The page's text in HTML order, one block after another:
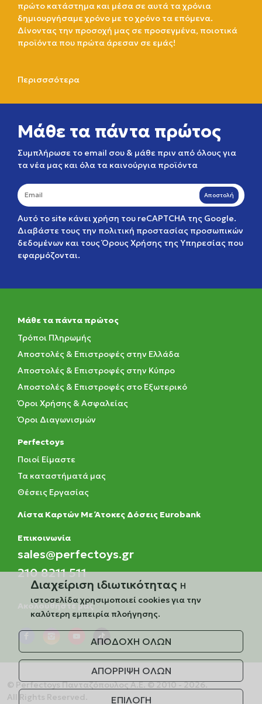
πρώτο κατάστημα και μέσα σε αυτά τα χρόνια
δημιουργήσαμε χρόνο με το χρόνο τα επόμενα.
Δίνοντας την προσοχή μας σε προσεγμένα, ποιοτικά
προϊόντα που πρώτα άρεσαν σε εμάς!
Περισσσότερα
Μάθε τα πάντα πρώτος
Συμπλήρωσε το email σου & μάθε πριν από όλους για
τα νέα μας και όλα τα καινούργια προϊόντα
Αποστολή
Αυτό το site κάνει χρήση του reCAPTCHA της Google.
Διαβάστε τους την πολιτική προστασίας προσωπικών
δεδομένων και τουςΌρους Χρήσης της Υπηρεσίας που
εφαρμόζονται.
Μάθε τα πάντα πρώτος
Τρόποι Πληρωμής
Αποστολές & Επιστροφές στην Ελλάδα
Αποστολές & Επιστροφές στην Κύπρο
Αποστολές & Επιστροφές στο Εξωτερικό
Όροι Χρήσης & Ασφαλείας
Όροι Διαγωνισμών
Perfectoys
Ποιοί Είμαστε
Τα καταστήματά μας
Θέσεις Εργασίας
Λίστα Καρτών Με Άτοκες Δόσεις Eurobank
Eπικοινωνία
sales@perfectoys.gr
210 8211 511
Ακολουθήστε μας
© Perfectoys Πανταζόπουλος Α.Ε. © 2010 - 2026.
All Rights Reserved.
Διαχείριση ιδιωτικότητας Η
ιστοσελίδα χρησιμοποιεί cookies για την
καλύτερη εμπειρία πλοήγησης.
ΑΠΟΔΟΧΗ ΟΛΩΝ
ΑΠΟΡΡΙΨΗ ΟΛΩΝ
ΕΠΙΛΟΓΗ